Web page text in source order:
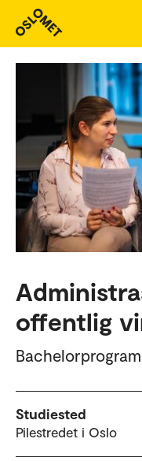
Studieoversikt
offentlig
Bachelorprogram
Studiested
Pilestredet i Oslo